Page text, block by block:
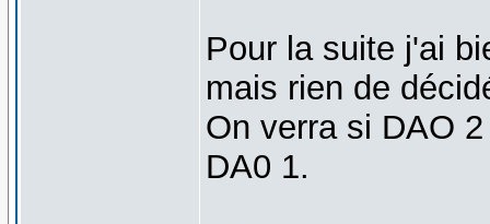
Pour la suite j'ai
mais rien de
On verra si DAO
DA0 1.